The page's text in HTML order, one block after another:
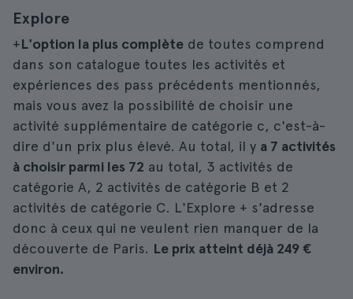
Explore
+L'option la plus complète de toutes comprend
dans son catalogue toutes les activités et
expériences des pass précédents mentionnés,
mais vous avez la possibilité de choisir une
activité supplémentaire de catégorie c, c'est-à-
dire d'un prix plus élevé. Au total, il y a 7 activités
à choisir parmi les 72 au total, 3 activités de
catégorie A, 2 activités de catégorie B et 2
activités de catégorie C. L'Explore + s'adresse
donc à ceux qui ne veulent rien manquer de la
découverte de Paris. Le prix atteint déjà 249 €
environ.